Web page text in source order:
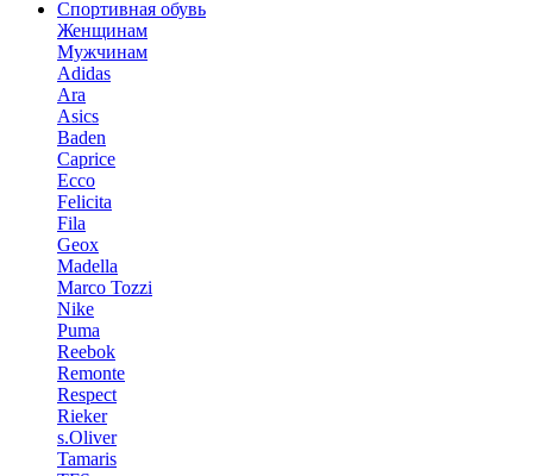
Спортивная обувь
Женщинам
Мужчинам
Adidas
Ara
Asics
Baden
Caprice
Ecco
Felicita
Fila
Geox
Madella
Marco Tozzi
Nike
Puma
Reebok
Remonte
Respect
Rieker
s.Oliver
Tamaris